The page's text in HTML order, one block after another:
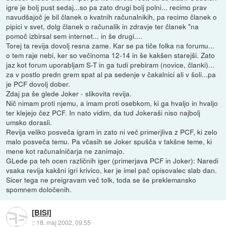
igre je bolj pust sedaj...so pa zato drugi bolj polni... recimo prav
navudšajoč je bil članek o kvatnih računalnikih, pa recimo članek o
pipici v svet, dolg članek o računalik in zdravje ter članek "na
pomoč izbirsal sem internet... in še drugi....
Torej ta revija dovolj resna zame. Kar se pa tiče folka na forumu...
o tem raje nebi, ker so večinoma 12-14 in še kakšen starejši. Zato
jaz kot forum uporabljam S-T in ga tudi prebiram (novice, članki)...
za v postlo predn grem spat al pa sedenje v čakalnici ali v šoli...pa
je PCF dovolj dober.
Zdaj pa še glede Joker - slikovita revija.
Nič nimam proti njemu, a imam proti osebkom, ki ga hvaljo in hvaljo
ter klejejo čez PCF. In nato vidim, da tud Jokeraši niso najbolj
umsko dorasli.
Revija veliko posveča igram in zato ni več primerjliva z PCF, ki zelo
malo posveča temu. Pa včasih se Joker spušča v takšne teme, ki
mene kot računalničarja ne zanimajo.
GLede pa teh ocen različnih iger (primerjava PCF in Joker): Naredi
vsaka revija kakšni igri krivico, ker je imel pač opisovalec slab dan.
Sicer tega ne preigravam več tolk, toda se še preklemansko
spomnem določenih.
[BISI]
:: 18. maj 2002, 09:55